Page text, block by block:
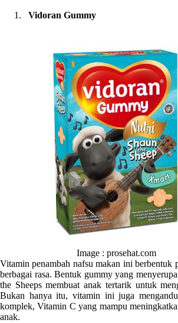
Vidoran Gummy
Image : prosehat.com
Vitamin penambah nafsu makan ini berbentuk
berbagai rasa. Bentuk gummy yang
the Sheeps membuat anak tertarik untuk
Bukan hanya itu, vitamin ini juga
komplek, Vitamin C yang mampu
anak.